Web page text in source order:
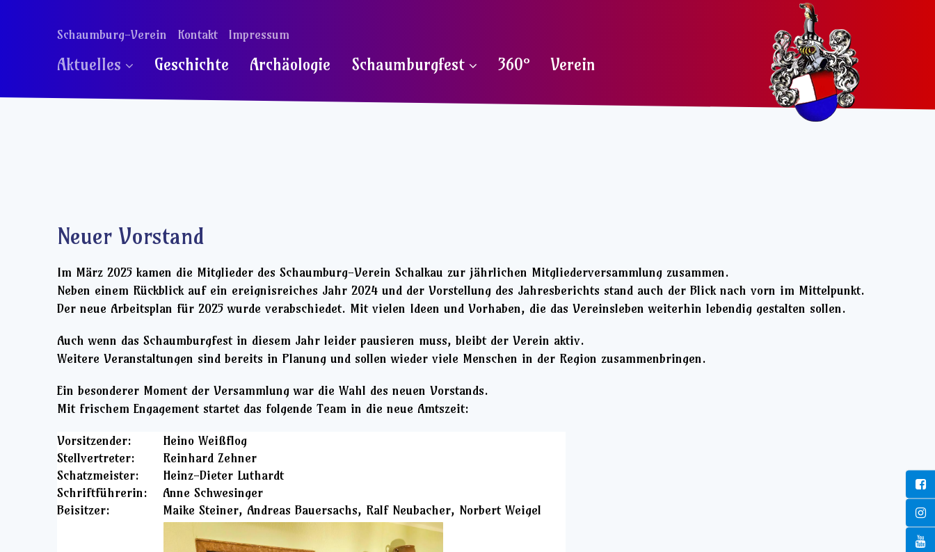
Schaumburg-Verein Kontakt Impressum
Aktuelles Geschichte Archäologie Schaumburgfest 360° Verein
Neuer Vorstand
Im März 2025 kamen die Mitglieder des Schaumburg-Verein Schalkau zur jährlichen Mitgliederversammlung zusammen.
Neben einem Rückblick auf ein ereignisreiches Jahr 2024 und der Vorstellung des Jahresberichts stand auch der Blick nach vorn im Mittelpunkt.
Der neue Arbeitsplan für 2025 wurde verabschiedet. Mit vielen Ideen und Vorhaben, die das Vereinsleben weiterhin lebendig gestalten sollen.
Auch wenn das Schaumburgfest in diesem Jahr leider pausieren muss, bleibt der Verein aktiv.
Weitere Veranstaltungen sind bereits in Planung und sollen wieder viele Menschen in der Region zusammenbringen.
Ein besonderer Moment der Versammlung war die Wahl des neuen Vorstands.
Mit frischem Engagement startet das folgende Team in die neue Amtszeit:
Vorsitzender:
Heino Weißflog
Stellvertreter:
Reinhard Zehner
Schatzmeister:
Heinz-Dieter Luthardt
Schriftführerin:
Anne Schwesinger
Beisitzer:
Maike Steiner, Andreas Bauersachs, Ralf Neubacher, Norbert Weigel